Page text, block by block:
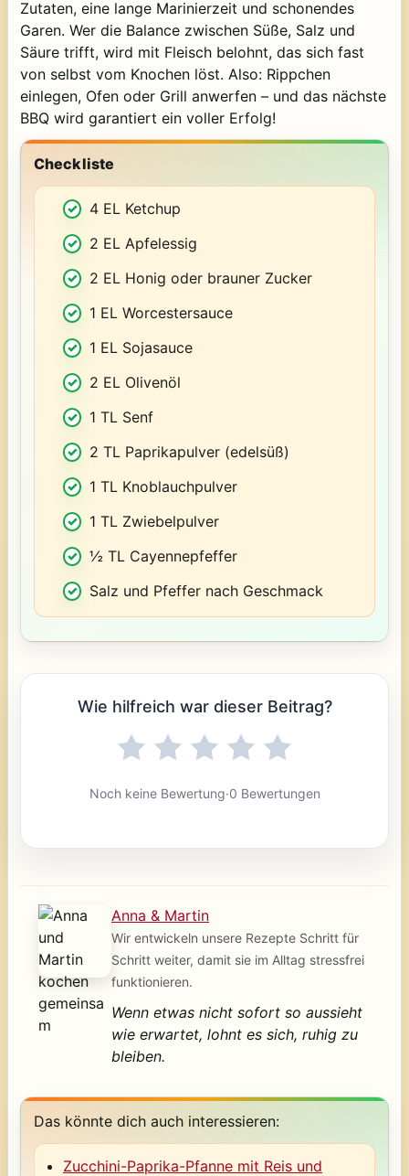
Zutaten, eine lange Marinierzeit und schonendes
Garen. Wer die Balance zwischen Süße, Salz und
Säure trifft, wird mit Fleisch belohnt, das sich fast
von selbst vom Knochen löst. Also: Rippchen
einlegen, Ofen oder Grill anwerfen – und das nächste
BBQ wird garantiert ein voller Erfolg!
Checkliste
4 EL Ketchup
2 EL Apfelessig
2 EL Honig oder brauner Zucker
1 EL Worcestersauce
1 EL Sojasauce
2 EL Olivenöl
1 TL Senf
2 TL Paprikapulver (edelsüß)
1 TL Knoblauchpulver
1 TL Zwiebelpulver
½ TL Cayennepfeffer
Salz und Pfeffer nach Geschmack
Wie hilfreich war dieser Beitrag?
Noch keine Bewertung·0 Bewertungen
Anna & Martin
Wir entwickeln unsere Rezepte Schritt für
Schritt weiter, damit sie im Alltag stressfrei
funktionieren.
Wenn etwas nicht sofort so aussieht
wie erwartet, lohnt es sich, ruhig zu
bleiben.
Das könnte dich auch interessieren:
Zucchini-Paprika-Pfanne mit Reis und